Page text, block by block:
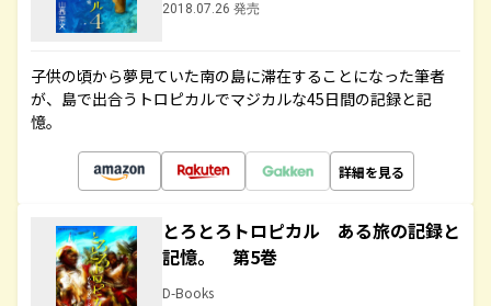
2018.07.26 発売
子供の頃から夢見ていた南の島に滞在することになった筆者
が、島で出合うトロピカルでマジカルな45日間の記録と記
憶。
詳細を見る
とろとろトロピカル ある旅の記録と
記憶。 第5巻
D-Books